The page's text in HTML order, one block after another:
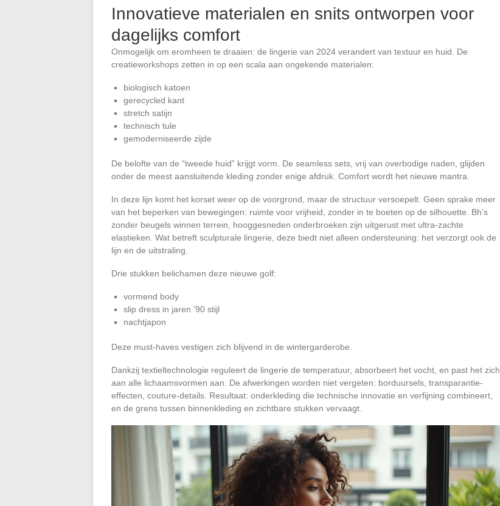
Innovatieve materialen en snits ontworpen voor
dagelijks comfort
Onmogelijk om eromheen te draaien: de lingerie van 2024 verandert van textuur en huid. De
creatieworkshops zetten in op een scala aan ongekende materialen:
biologisch katoen
gerecycled kant
stretch satijn
technisch tule
gemoderniseerde zijde
De belofte van de “tweede huid” krijgt vorm. De seamless sets, vrij van overbodige naden, glijden
onder de meest aansluitende kleding zonder enige afdruk. Comfort wordt het nieuwe mantra.
In deze lijn komt het korset weer op de voorgrond, maar de structuur versoepelt. Geen sprake meer
van het beperken van bewegingen: ruimte voor vrijheid, zonder in te boeten op de silhouette. Bh’s
zonder beugels winnen terrein, hooggesneden onderbroeken zijn uitgerust met ultra-zachte
elastieken. Wat betreft sculpturale lingerie, deze biedt niet alleen ondersteuning: het verzorgt ook de
lijn en de uitstraling.
Drie stukken belichamen deze nieuwe golf:
vormend body
slip dress in jaren ’90 stijl
nachtjapon
Deze must-haves vestigen zich blijvend in de wintergarderobe.
Dankzij textieltechnologie reguleert de lingerie de temperatuur, absorbeert het vocht, en past het zich
aan alle lichaamsvormen aan. De afwerkingen worden niet vergeten: borduursels, transparantie-
effecten, couture-details. Resultaat: onderkleding die technische innovatie en verfijning combineert,
en de grens tussen binnenkleding en zichtbare stukken vervaagt.